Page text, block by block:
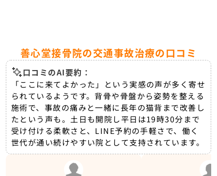
善心堂接骨院の交通事故治療の口コミ
口コミのAI要約：
「ここに来てよかった」という実感の声が多く寄せ
られているようです。背骨や骨盤から姿勢を整える
施術で、事故の痛みと一緒に長年の猫背まで改善し
たという声も。土日も開院し平日は19時30分まで
受け付ける柔軟さと、LINE予約の手軽さで、働く
世代が通い続けやすい院として支持されています。